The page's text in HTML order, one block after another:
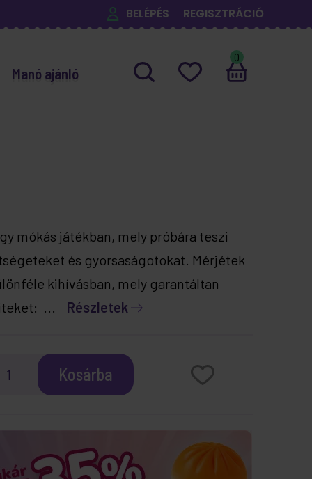
BELÉPÉS REGISZTRÁCIÓ
Manó ajánló
0
mókás játékban, mely próbára teszi
és gyorsaságotokat. Mérjétek
kihívásban, mely garantáltan
... Részletek
Kosárba